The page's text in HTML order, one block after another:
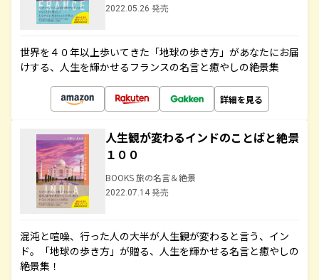
2022.05.26 発売
世界を４０年以上歩いてきた「地球の歩き方」があなたにお届
けする、人生を輝かせるフランスの名言と癒やしの絶景集
詳細を見る
人生観が変わるインドのことばと絶景
１００
BOOKS 旅の名言＆絶景
2022.07.14 発売
混沌と喧噪、行った人の大半が人生観が変わると言う、イン
ド。「地球の歩き方」が贈る、人生を輝かせる名言と癒やしの
絶景集！